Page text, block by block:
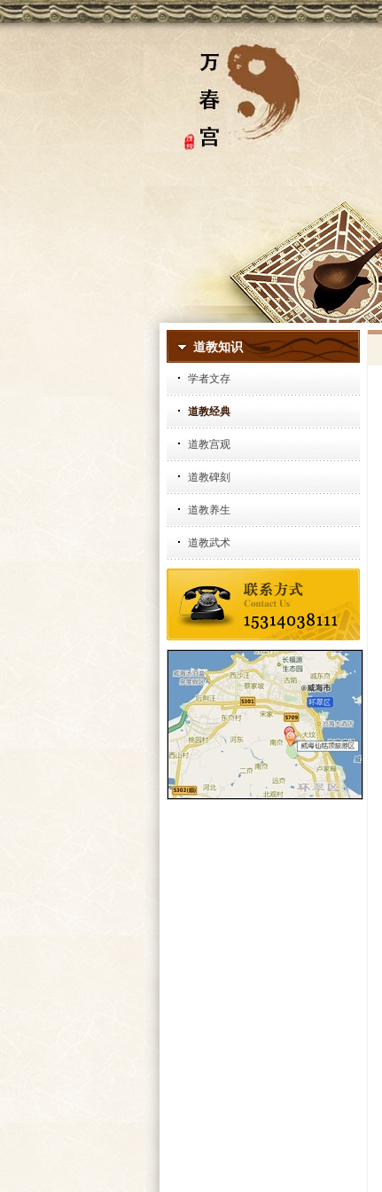
道教知识
学者文存
道教经典
道教宫观
道教碑刻
道教养生
道教武术